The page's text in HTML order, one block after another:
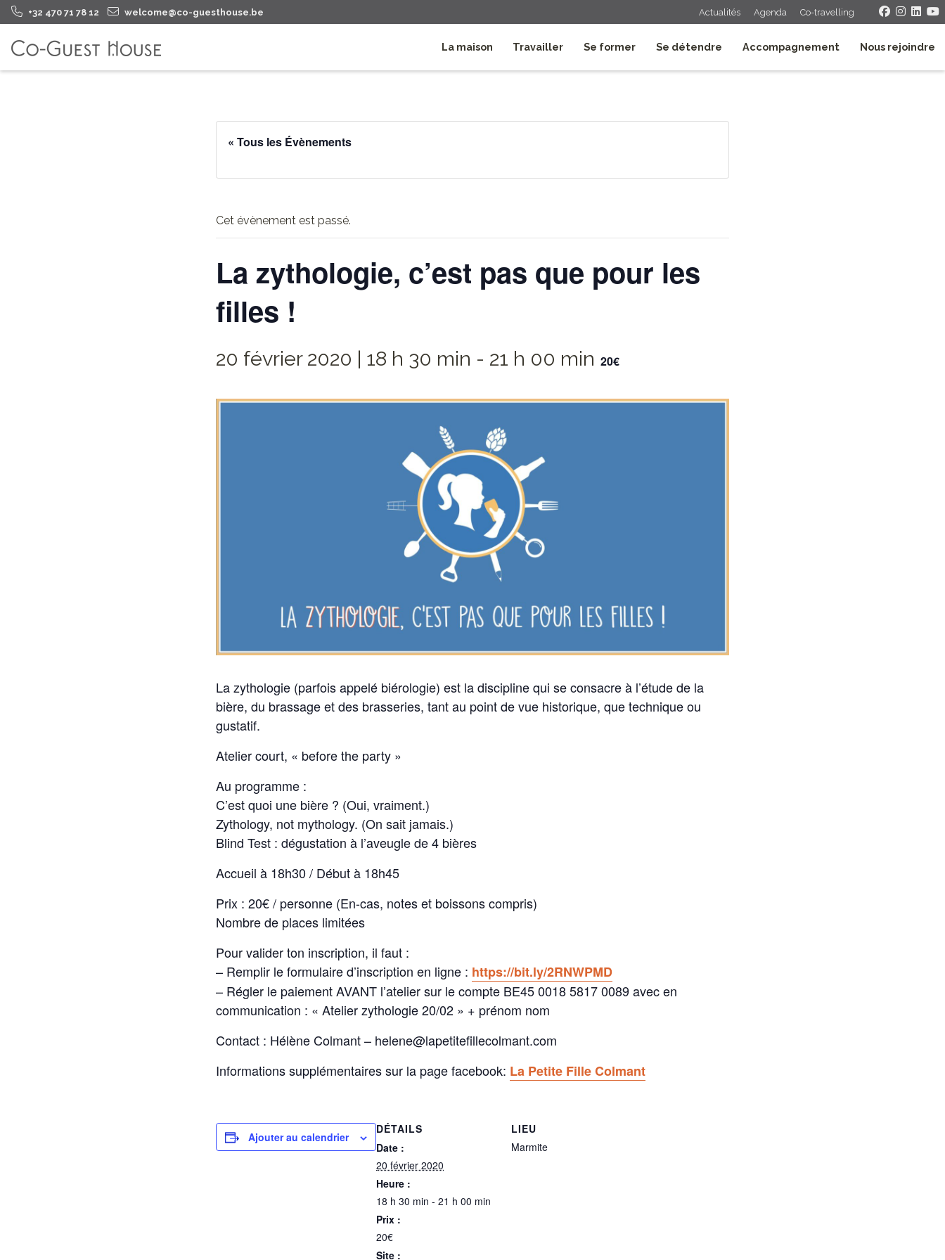
+32 470 71 78 12 welcome@co-guesthouse.be Actualités Agenda Co-travelling
La maison Travailler Se former Se détendre Accompagnement Nous rejoindre
« Tous les Évènements
Cet évènement est passé.
La zythologie, c’est pas que pour les
filles !
20 février 2020 | 18 h 30 min - 21 h 00 min 20€
La zythologie (parfois appelé biérologie) est la discipline qui se consacre à l’étude de la
bière, du brassage et des brasseries, tant au point de vue historique, que technique ou
gustatif.
Atelier court, « before the party »
Au programme :
C’est quoi une bière ? (Oui, vraiment.)
Zythology, not mythology. (On sait jamais.)
Blind Test : dégustation à l’aveugle de 4 bières
Accueil à 18h30 / Début à 18h45
Prix : 20€ / personne (En-cas, notes et boissons compris)
Nombre de places limitées
Pour valider ton inscription, il faut :
– Remplir le formulaire d’inscription en ligne : https://bit.ly/2RNWPMD
– Régler le paiement AVANT l’atelier sur le compte BE45 0018 5817 0089 avec en
communication : « Atelier zythologie 20/02 » + prénom nom
Contact : Hélène Colmant – helene@lapetitefillecolmant.com
Informations supplémentaires sur la page facebook: La Petite Fille Colmant
Ajouter au calendrier
DÉTAILS
Date :
20 février 2020
Heure :
18 h 30 min - 21 h 00 min
Prix :
20€
Site :
LIEU
Marmite